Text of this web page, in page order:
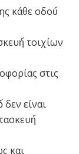
κάθε οδού́
τοιχίων
στις
είναι
και